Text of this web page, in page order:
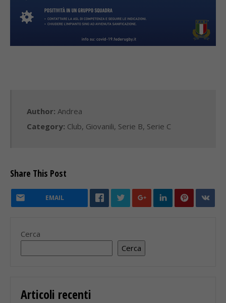
Author: Andrea
Category: Club, Giovanili, Serie B, Serie C
Share This Post
EMAIL
Cerca
Cerca
Articoli recenti